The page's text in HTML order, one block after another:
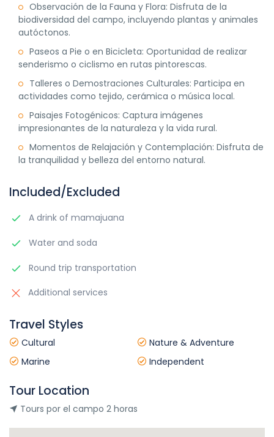
Observación de la Fauna y Flora: Disfruta de la
biodiversidad del campo, incluyendo plantas y animales
autóctonos.
Paseos a Pie o en Bicicleta: Oportunidad de realizar
senderismo o ciclismo en rutas pintorescas.
Talleres o Demostraciones Culturales: Participa en
actividades como tejido, cerámica o música local.
Paisajes Fotogénicos: Captura imágenes
impresionantes de la naturaleza y la vida rural.
Momentos de Relajación y Contemplación: Disfruta de
la tranquilidad y belleza del entorno natural.
Included/Excluded
A drink of mamajuana
Water and soda
Round trip transportation
Additional services
Travel Styles
Cultural
Nature & Adventure
Marine
Independent
Tour Location
Tours por el campo 2 horas